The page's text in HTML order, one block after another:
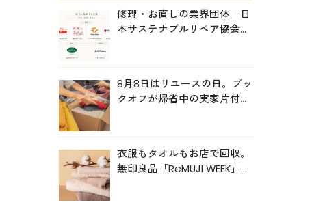
修理・お直しの業界団体「日
本サステナブルリペア協会
8月8日はリユースの日。ブッ
クオフが帰省中の実家片付け
衣服もタオルもお店で回収。
無印良品「ReMUJI WEEK」6